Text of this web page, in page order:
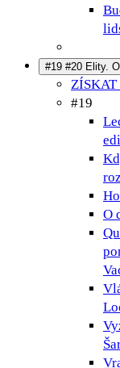
#19 #20 Elity.
#19
O